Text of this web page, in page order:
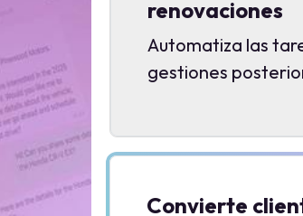
renovaciones
Automatiza las
gestiones
Convierte